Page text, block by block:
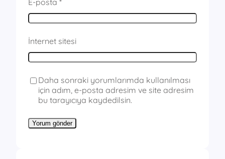
E-posta *
İnternet sitesi
Daha sonraki yorumlarımda kullanılması
için adım, e-posta adresim ve site adresim
bu tarayıcıya kaydedilsin.